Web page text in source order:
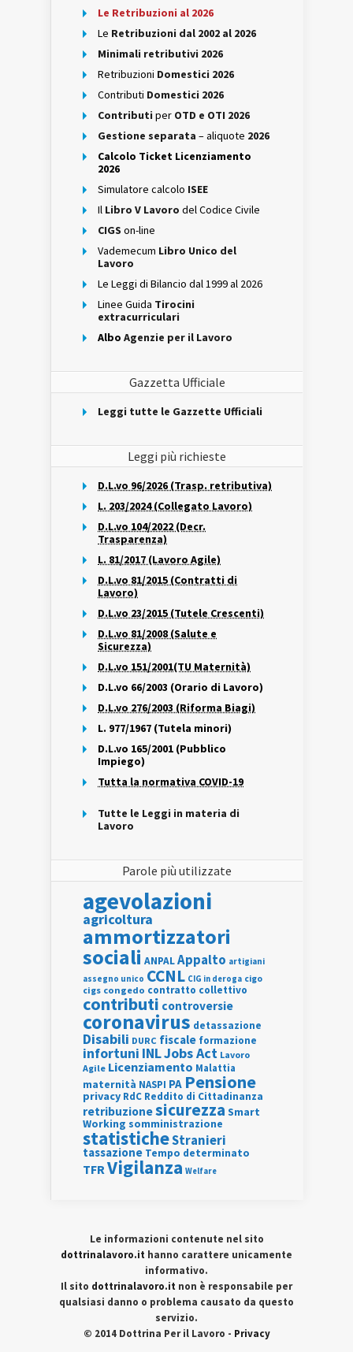
Le Retribuzioni al 2026
Le Retribuzioni dal 2002 al 2026
Minimali retributivi 2026
Retribuzioni Domestici 2026
Contributi Domestici 2026
Contributi per OTD e OTI 2026
Gestione separata – aliquote 2026
Calcolo Ticket Licenziamento
2026
Simulatore calcolo ISEE
Il Libro V Lavoro del Codice Civile
CIGS on-line
Vademecum Libro Unico del
Lavoro
Le Leggi di Bilancio dal 1999 al 2026
Linee Guida Tirocini
extracurriculari
Albo Agenzie per il Lavoro
Gazzetta Ufficiale
Leggi tutte le Gazzette Ufficiali
Leggi più richieste
D.L.vo 96/2026 (Trasp. retributiva)
L. 203/2024 (Collegato Lavoro)
D.L.vo 104/2022 (Decr.
Trasparenza)
L. 81/2017 (Lavoro Agile)
D.L.vo 81/2015 (Contratti di
Lavoro)
D.L.vo 23/2015 (Tutele Crescenti)
D.L.vo 81/2008 (Salute e
Sicurezza)
D.L.vo 151/2001(TU Maternità)
D.L.vo 66/2003 (Orario di Lavoro)
D.L.vo 276/2003 (Riforma Biagi)
L. 977/1967 (Tutela minori)
D.L.vo 165/2001 (Pubblico
Impiego)
Tutta la normativa COVID-19
Tutte le Leggi in materia di
Lavoro
Parole più utilizzate
agevolazioni
agricoltura
ammortizzatori
sociali ANPALAppalto artigiani
assegno unico CCNL CIG in deroga cigo
cigs congedo contratto collettivo
contributi controversie
coronavirus detassazione
Disabili DURC fiscale formazione
infortuni INLJobs Act Lavoro
Agile Licenziamento Malattia
maternità NASPI PA Pensione
privacy RdC Reddito di Cittadinanza
retribuzionesicurezza Smart
Working somministrazione
statisticheStranieri
tassazione Tempo determinato
TFRVigilanza Welfare
Le informazioni contenute nel sito
dottrinalavoro.it hanno carattere unicamente
informativo.
Il sito dottrinalavoro.it non è responsabile per
qualsiasi danno o problema causato da questo
servizio.
© 2014 Dottrina Per il Lavoro - Privacy